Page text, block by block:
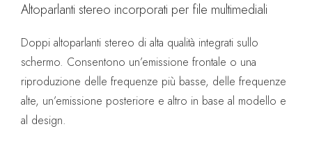
Altoparlanti stereo incorporati per file multimediali
Doppi altoparlanti stereo di alta qualità integrati sullo
schermo. Consentono un’emissione frontale o una
riproduzione delle frequenze più basse, delle frequenze
alte, un’emissione posteriore e altro in base al modello e
al design.